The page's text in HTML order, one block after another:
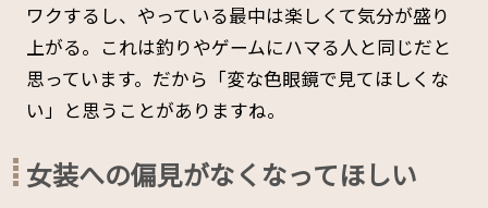
ワクするし、やっている最中は楽しくて気分が盛り
上がる。これは釣りやゲームにハマる人と同じだと
思っています。だから「変な色眼鏡で見てほしくな
い」と思うことがありますね。
女装への偏見がなくなってほしい